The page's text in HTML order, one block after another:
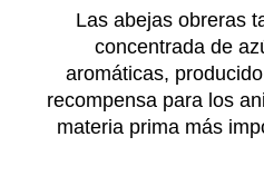
Las abejas obreras
concentrada de
aromáticas,
recompensa para los
materia prima más